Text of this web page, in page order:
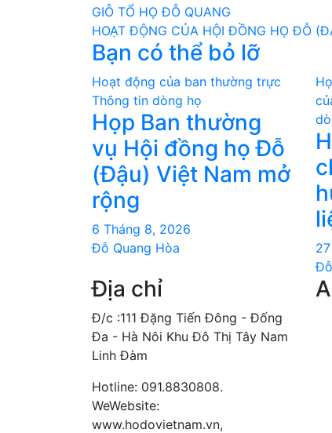
Điều
hướng
bài
viết
GIỖ TỔ HỌ ĐỖ QUANG
HOẠT ĐỘNG CỦA HỘI ĐỒNG HỌ ĐỖ
Bạn có thể bỏ lỡ
Hoạt động của ban thường trực
Thông tin dòng họ
Họp Ban thường
vụ Hội đồng họ Đỗ
(Đậu) Việt Nam mở
rộng
6 Tháng 8, 2026
Đỗ Quang Hòa
Địa chỉ
Đ/c :111 Đặng Tiến Đông - Đống
Đa - Hà Nôi Khu Đô Thị Tây Nam
Linh Đàm
Hotline: 091.8830808.
WeWebsite:
www.hodovietnam.vn,